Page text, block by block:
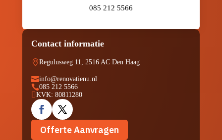
085 212 5566
Contact informatie
Regulusweg 11, 2516 AC Den Haag
info@renovatienu.nl
085 212 5566
 KVK: 80811280
Offerte Aanvragen